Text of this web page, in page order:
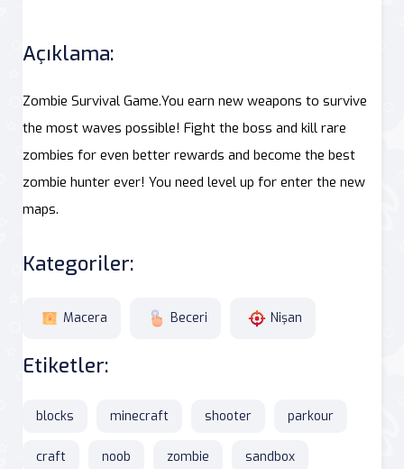
Açıklama:
Zombie Survival Game.You earn new weapons to survive
the most waves possible! Fight the boss and kill rare
zombies for even better rewards and become the best
zombie hunter ever! You need level up for enter the new
maps.
Kategoriler:
Macera Beceri Nişan
Etiketler:
blocks minecraft shooter parkour
craft noob zombie sandbox